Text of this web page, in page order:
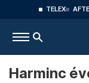
TELEX
Harminc